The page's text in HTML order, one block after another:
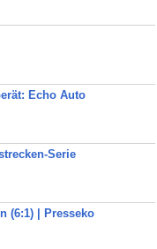
Echo Auto
Serie
(6:1) | Presseko